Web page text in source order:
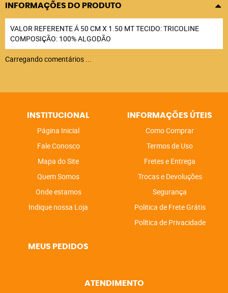
INFORMAÇÕES DO PRODUTO
VALOR REFERENTE Á 50 CM X 1.50 MT TECIDO: TRICOLINE
COMPOSIÇÃO: 100% ALGODÃO
Carregando comentários ...
INSTITUCIONAL
Página Inicial
Fale Conosco
Mapa do Site
Quem Somos
Onde estamos
Indique nossa Loja
INFORMAÇÕES ÚTEIS
Como Comprar
Termos de Uso
Fretes e Entrega
Trocas e Devoluções
Segurança
Politica de Frete Grátis
Política de Privacidade
MEUS PEDIDOS
ATENDIMENTO